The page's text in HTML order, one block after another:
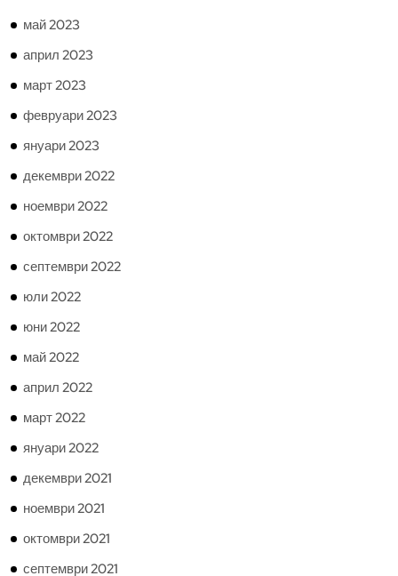
май 2023
април 2023
март 2023
февруари 2023
януари 2023
декември 2022
ноември 2022
октомври 2022
септември 2022
юли 2022
юни 2022
май 2022
април 2022
март 2022
януари 2022
декември 2021
ноември 2021
октомври 2021
септември 2021